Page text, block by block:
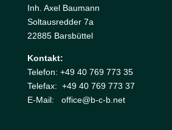
Inh. Axel Baumann
Soltausredder 7a
22885 Barsbüttel
Kontakt:
Telefon: +49 40 769 773 35
Telefax: +49 40 769 773 37
E-Mail: office@b-c-b.net